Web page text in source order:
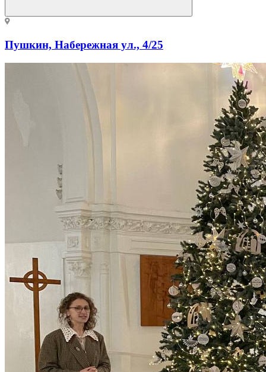
Пушкин, Набережная ул., 4/25